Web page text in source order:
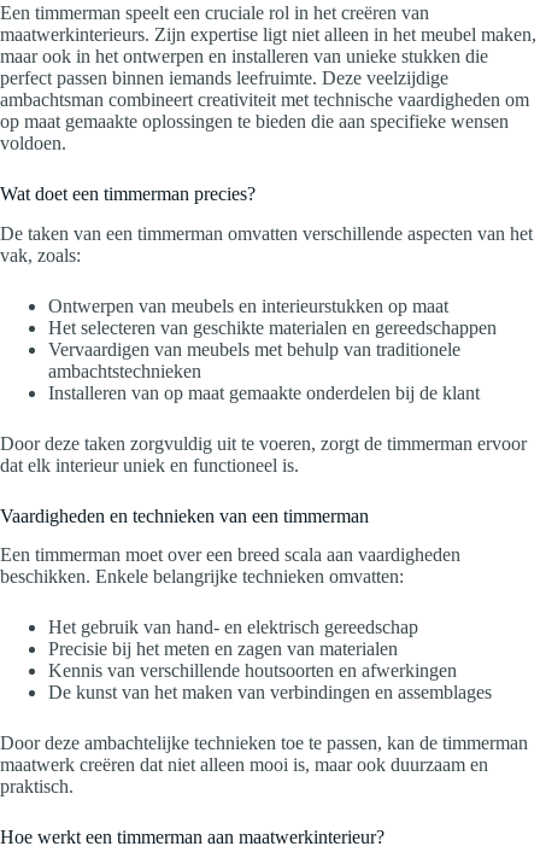
Een timmerman speelt een cruciale rol in het creëren van
maatwerkinterieurs. Zijn expertise ligt niet alleen in het meubel maken,
maar ook in het ontwerpen en installeren van unieke stukken die
perfect passen binnen iemands leefruimte. Deze veelzijdige
ambachtsman combineert creativiteit met technische vaardigheden om
op maat gemaakte oplossingen te bieden die aan specifieke wensen
voldoen.
Wat doet een timmerman precies?
De taken van een timmerman omvatten verschillende aspecten van het
vak, zoals:
Ontwerpen van meubels en interieurstukken op maat
Het selecteren van geschikte materialen en gereedschappen
Vervaardigen van meubels met behulp van traditionele
ambachtstechnieken
Installeren van op maat gemaakte onderdelen bij de klant
Door deze taken zorgvuldig uit te voeren, zorgt de timmerman ervoor
dat elk interieur uniek en functioneel is.
Vaardigheden en technieken van een timmerman
Een timmerman moet over een breed scala aan vaardigheden
beschikken. Enkele belangrijke technieken omvatten:
Het gebruik van hand- en elektrisch gereedschap
Precisie bij het meten en zagen van materialen
Kennis van verschillende houtsoorten en afwerkingen
De kunst van het maken van verbindingen en assemblages
Door deze ambachtelijke technieken toe te passen, kan de timmerman
maatwerk creëren dat niet alleen mooi is, maar ook duurzaam en
praktisch.
Hoe werkt een timmerman aan maatwerkinterieur?